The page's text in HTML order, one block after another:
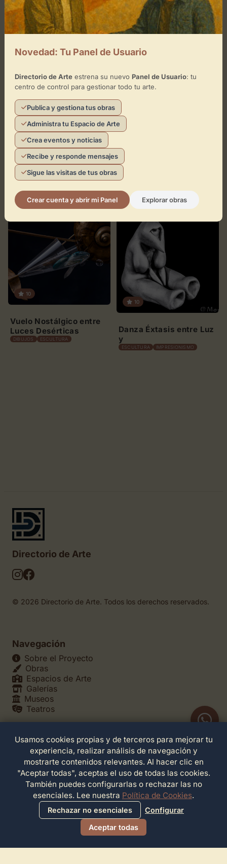
La primavera
IMPRESIONISMO
10
Danza de Lava
Impresionista
10
Vuelo Nostálgico entre
Luces Desérticas
DIBUJOS ESCULTURA
0
Silencio en Tormenta
Ascensión Espiritual en
CUBISMO
10
Danza Éxtasis entre Luz
y
ESCULTURA IMPRESIONISMO
Directorio de Arte
© 2026 Directorio de Arte. Todos los derechos reservados.
Navegación
Sobre el Proyecto
Obras
Espacios de Arte
Galerías
Museos
Teatros
Legales
Política de Privacidad
Política de Cookies
Configuración de Cookies
Términos de Servicio
Contacto
Novedad: Tu Panel de Usuario
Directorio de Arteestrena su nuevo Panel de Usuario: tu
centro de control para gestionar todo tu arte.
Publica y gestiona tus obras
Administra tu Espacio de Arte
Crea eventos y noticias
Recibe y responde mensajes
Sigue las visitas de tus obras
Crear cuenta y abrir mi Panel Explorar obras
Usamos cookies propias y de terceros para mejorar tu
experiencia, realizar análisis de navegación y
mostrarte contenidos relevantes. Al hacer clic en
"Aceptar todas", aceptas el uso de todas las cookies.
También puedes configurarlas o rechazar las no
esenciales. Lee nuestra Política de Cookies.
Rechazar no esenciales
Configurar
Aceptar todas